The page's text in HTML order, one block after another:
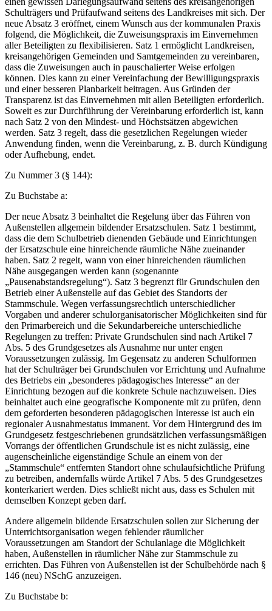
Schulträgers und Prüfaufwand seitens des Landkreises mit sich. Der
neue Absatz 3 eröffnet, einem Wunsch aus der kommunalen Praxis
folgend, die Möglichkeit, die Zuweisungspraxis im Einvernehmen
aller Beteiligten zu flexibilisieren. Satz 1 ermöglicht Landkreisen,
kreisangehörigen Gemeinden und Samtgemeinden zu vereinbaren,
dass die Zuweisungen auch in pauschalierter Weise erfolgen
können. Dies kann zu einer Vereinfachung der Bewilligungspraxis
und einer besseren Planbarkeit beitragen. Aus Gründen der
Transparenz ist das Einvernehmen mit allen Beteiligten erforderlich.
Soweit es zur Durchführung der Vereinbarung erforderlich ist, kann
nach Satz 2 von den Mindest- und Höchstsätzen abgewichen
werden. Satz 3 regelt, dass die gesetzlichen Regelungen wieder
Anwendung finden, wenn die Vereinbarung, z. B. durch Kündigung
oder Aufhebung, endet.
Zu Nummer 3 (§ 144):
Zu Buchstabe a:
Der neue Absatz 3 beinhaltet die Regelung über das Führen von
Außenstellen allgemein bildender Ersatzschulen. Satz 1 bestimmt,
dass die dem Schulbetrieb dienenden Gebäude und Einrichtungen
der Ersatzschule eine hinreichende räumliche Nähe zueinander
haben. Satz 2 regelt, wann von einer hinreichenden räumlichen
Nähe ausgegangen werden kann (sogenannte
„Pausenabstandsregelung“). Satz 3 begrenzt für Grundschulen den
Betrieb einer Außenstelle auf das Gebiet des Standorts der
Stammschule. Wegen verfassungsrechtlich unterschiedlicher
Vorgaben und anderer schulorganisatorischer Möglichkeiten sind für
den Primarbereich und die Sekundarbereiche unterschiedliche
Regelungen zu treffen: Private Grundschulen sind nach Artikel 7
Abs. 5 des Grundgesetzes als Ausnahme nur unter engen
Voraussetzungen zulässig. Im Gegensatz zu anderen Schulformen
hat der Schulträger bei Grundschulen vor Errichtung und Aufnahme
des Betriebs ein „besonderes pädagogisches Interesse“ an der
Einrichtung bezogen auf die konkrete Schule nachzuweisen. Dies
beinhaltet auch eine geografische Komponente mit zu prüfen, denn
dem geforderten besonderen pädagogischen Interesse ist auch ein
regionaler Ausnahmestatus immanent. Vor dem Hintergrund des im
Grundgesetz festgeschriebenen grundsätzlichen verfassungsmäßigen
Vorrangs der öffentlichen Grundschule ist es nicht zulässig, eine
augenscheinliche eigenständige Schule an einem von der
„Stammschule“ entfernten Standort ohne schulaufsichtliche Prüfung
zu betreiben, andernfalls würde Artikel 7 Abs. 5 des Grundgesetzes
konterkariert werden. Dies schließt nicht aus, dass es Schulen mit
demselben Konzept geben darf.
Andere allgemein bildende Ersatzschulen sollen zur Sicherung der
Unterrichtsorganisation wegen fehlender räumlicher
Voraussetzungen am Standort der Schulanlage die Möglichkeit
haben, Außenstellen in räumlicher Nähe zur Stammschule zu
errichten. Das Führen von Außenstellen ist der Schulbehörde nach §
146 (neu) NSchG anzuzeigen.
Zu Buchstabe b: